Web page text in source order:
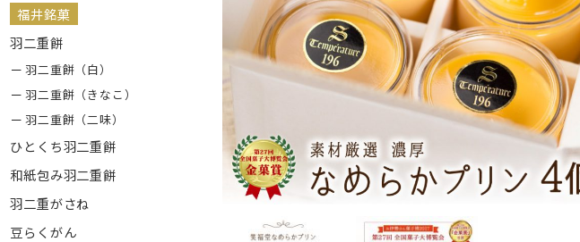
福井銘菓
羽二重餅
羽二重餅（白）
羽二重餅（きなこ）
羽二重餅（二味）
ひとくち羽二重餅
和紙包み羽二重餅
羽二重がさね
豆らくがん